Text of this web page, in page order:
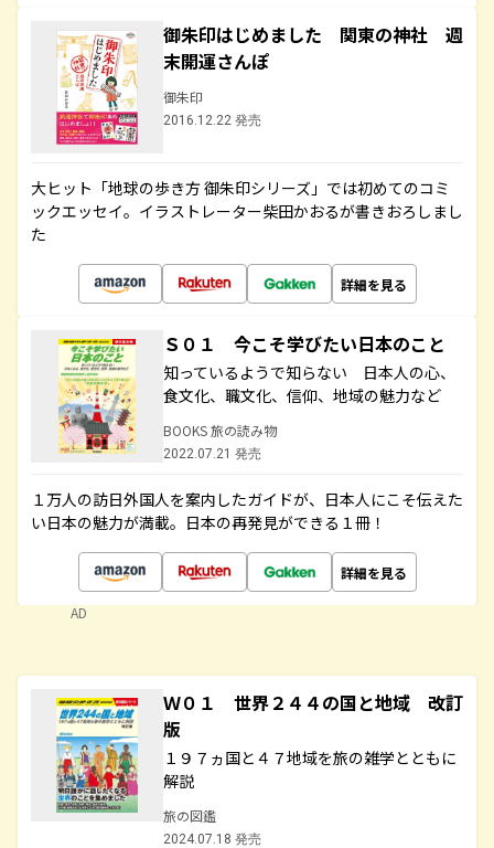
御朱印はじめました 関東の神社 週
末開運さんぽ
御朱印
2016.12.22 発売
大ヒット「地球の歩き方 御朱印シリーズ」では初めてのコミ
ックエッセイ。イラストレーター柴田かおるが書きおろしまし
た
詳細を見る
Ｓ０１ 今こそ学びたい日本のこと
知っているようで知らない 日本人の心、
食文化、職文化、信仰、地域の魅力など
BOOKS 旅の読み物
2022.07.21 発売
１万人の訪日外国人を案内したガイドが、日本人にこそ伝えた
い日本の魅力が満載。日本の再発見ができる１冊！
詳細を見る
AD
Ｗ０１ 世界２４４の国と地域 改訂
版
１９７ヵ国と４７地域を旅の雑学とともに
解説
旅の図鑑
2024.07.18 発売